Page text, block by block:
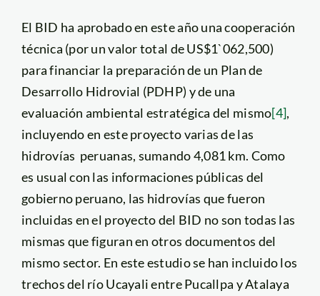
El BID ha aprobado en este año una cooperación
técnica (por un valor total de US$1`062,500)
para financiar la preparación de un Plan de
Desarrollo Hidrovial (PDHP) y de una
evaluación ambiental estratégica del mismo[4],
incluyendo en este proyecto varias de las
hidrovías peruanas, sumando 4,081 km. Como
es usual con las informaciones públicas del
gobierno peruano, las hidrovías que fueron
incluidas en el proyecto del BID no son todas las
mismas que figuran en otros documentos del
mismo sector. En este estudio se han incluido los
trechos del río Ucayali entre Pucallpa y Atalaya